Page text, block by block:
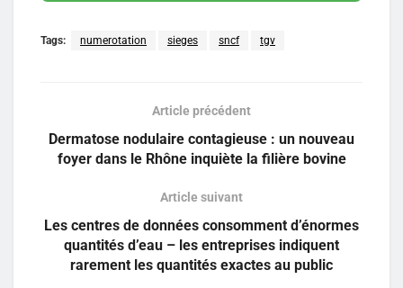
Tags: numerotation sieges sncf tgv
Article précédent
Dermatose nodulaire contagieuse : un nouveau
foyer dans le Rhône inquiète la filière bovine
Article suivant
Les centres de données consomment d’énormes
quantités d’eau – les entreprises indiquent
rarement les quantités exactes au public